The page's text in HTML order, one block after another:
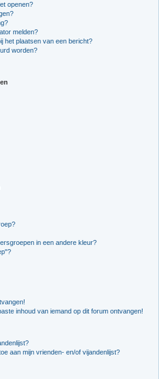
openen?
melden?
het plaatsen van een bericht?
worden?
in een andere kleur?
inhoud van iemand op dit forum ontvangen!
aan mijn vrienden- en/of vijandenlijst?